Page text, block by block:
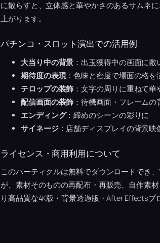
に散らすと、立体感と華やかさのあるサムネ
上がります。
パチンコ・スロット演出での活用例
大当り中の背景 ：出玉獲得中の画面に
期待度の表現：色味と密度で場面の格を
テロップの装飾 ：文字の周りに重ねて華
配信画面の装飾 ：待機画面・フレームの
エンディング：締めのシーンの彩りに
サイネージ：店舗ディスプレイの背景映
ライセンス・商用利用について
このパーティクルは無料でダウンロードでき
が、素材そのものの再配布・再販売、自作素
り高品質な4K版・背景透過版・After Effectsプ